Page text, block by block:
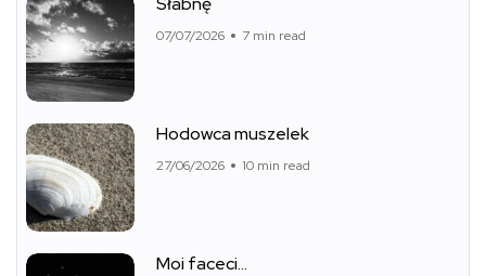
07/07/2026 7 min read
Hodowca muszelek
27/06/2026 10 min read
Moi faceci…